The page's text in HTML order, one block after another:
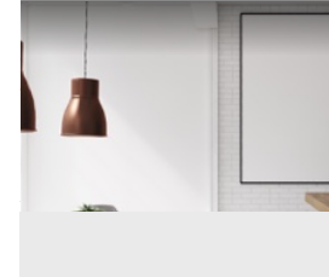
Arredamento Negozi all'asta a
Padova (Padova)
Offerta minima
2.250 €
Codice asta: